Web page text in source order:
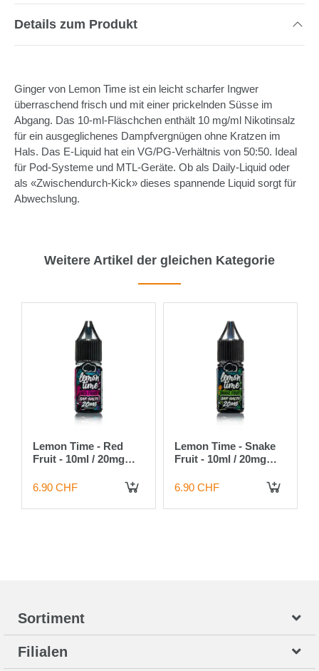
Details zum Produkt
Ginger von Lemon Time ist ein leicht scharfer Ingwer
überraschend frisch und mit einer prickelnden Süsse im
Abgang. Das 10-ml-Fläschchen enthält 10 mg/ml Nikotinsalz
für ein ausgeglichenes Dampfvergnügen ohne Kratzen im
Hals. Das E-Liquid hat ein VG/PG-Verhältnis von 50:50. Ideal
für Pod-Systeme und MTL-Geräte. Ob als Daily-Liquid oder
als «Zwischendurch-Kick» dieses spannende Liquid sorgt für
Abwechslung.
Weitere Artikel der gleichen Kategorie
Lemon Time - Red
Fruit - 10ml / 20mg
6.90 CHF
Lemon Time - Snake
Fruit - 10ml / 20mg
6.90 CHF
Sortiment
Filialen